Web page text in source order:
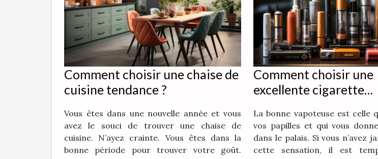
Comment choisir une chaise de
cuisine tendance ?
Vous êtes dans une nouvelle année et vous
avez le souci de trouver une chaise de
cuisine. N’ayez crainte. Vous êtes dans la
bonne période pour trouver votre goût.
Comment choisir une
excellente cigarette
La bonne vapoteuse est celle
vos papilles et qui vous
dans le palais. Si vous n’avez
cette sensation, il est